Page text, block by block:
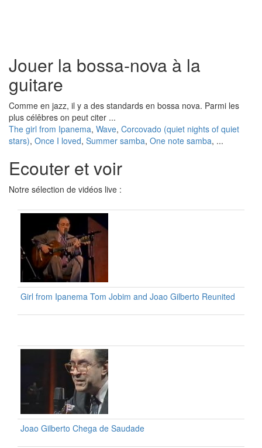
Jouer la bossa-nova à la
guitare
Comme en jazz, il y a des standards en bossa nova. Parmi les
plus célêbres on peut citer ...
The girl from Ipanema, Wave, Corcovado (quiet nights of quiet
stars), Once I loved, Summer samba, One note samba, ...
Ecouter et voir
Notre sélection de vidéos live :
Girl from Ipanema Tom Jobim and Joao Gilberto Reunited
Joao Gilberto Chega de Saudade